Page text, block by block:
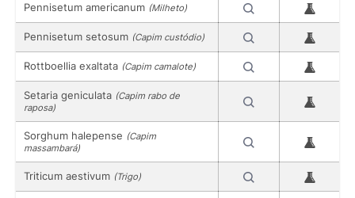
Pennisetum americanum (Milheto)
Pennisetum setosum (Capim custódio)
Rottboellia exaltata (Capim camalote)
Setaria geniculata (Capim rabo de
raposa)
Sorghum halepense (Capim
massambará)
Triticum aestivum (Trigo)